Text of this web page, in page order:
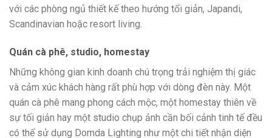
với các phòng ngủ thiết kế theo hướng tối giản, Japandi,
Scandinavian hoặc resort living.
Quán cà phê, studio, homestay
Những không gian kinh doanh chú trọng trải nghiệm thị giác
và cảm xúc khách hàng rất phù hợp với dòng đèn này. Một
quán cà phê mang phong cách mộc, một homestay thiên về
sự tối giản hay một studio chụp ảnh cần bối cảnh tinh tế đều
có thể sử dụng Domda Lighting như một chi tiết nhận diện